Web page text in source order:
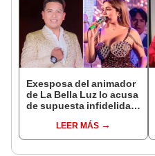
Exesposa del animador
de La Bella Luz lo acusa
de supuesta infidelidad
expone chats
LEER MÁS